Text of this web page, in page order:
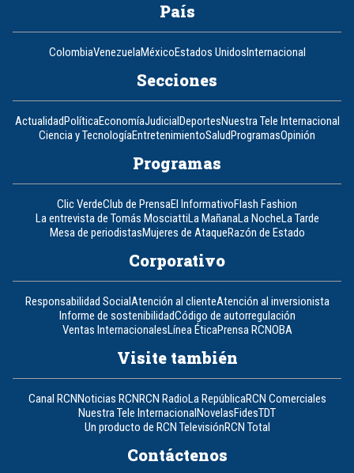
País
ColombiaVenezuelaMéxicoEstados UnidosInternacional
Secciones
ActualidadPolíticaEconomíaJudicialDeportesNuestra Tele Internacional
Ciencia y TecnologíaEntretenimientoSaludProgramasOpinión
Programas
Clic VerdeClub de PrensaEl InformativoFlash Fashion
La entrevista de Tomás MosciattiLa MañanaLa NocheLa Tarde
Mesa de periodistasMujeres de AtaqueRazón de Estado
Corporativo
Responsabilidad SocialAtención al clienteAtención al inversionista
Informe de sostenibilidadCódigo de autorregulación
Ventas InternacionalesLínea ÉticaPrensa RCNOBA
Visite también
Canal RCNNoticias RCNRCN RadioLa RepúblicaRCN Comerciales
Nuestra Tele InternacionalNovelasFidesTDT
Un producto de RCN TelevisiónRCN Total
Contáctenos